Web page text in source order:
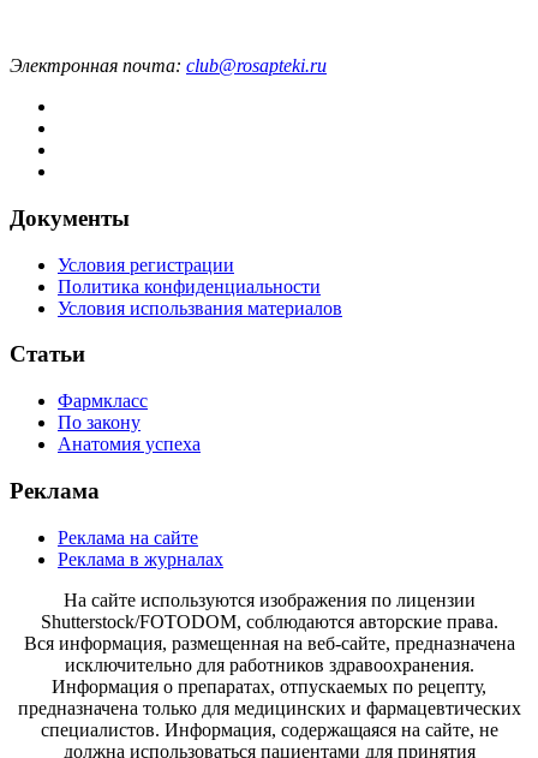
Электронная почта: club@rosapteki.ru
Документы
Условия регистрации
Политика конфиденциальности
Условия использвания материалов
Статьи
Фармкласс
По закону
Анатомия успеха
Реклама
Реклама на сайте
Реклама в журналах
На сайте используются изображения по лицензии
Shutterstock/FOTODOM, соблюдаются авторские права.
Вся информация, размещенная на веб-сайте, предназначена
исключительно для работников здравоохранения.
Информация о препаратах, отпускаемых по рецепту,
предназначена только для медицинских и фармацевтических
специалистов. Информация, содержащаяся на сайте, не
должна использоваться пациентами для принятия